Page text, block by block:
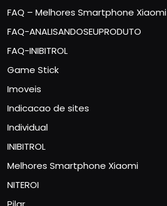
FAQ – Melhores Smartphone Xiaomi
FAQ-ANALISANDOSEUPRODUTO
FAQ-INIBITROL
Game Stick
Imoveis
Indicacao de sites
Individual
INIBITROL
Melhores Smartphone Xiaomi
NITEROI